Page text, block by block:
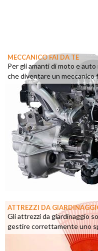
MECCANICO FAI DA TE
Per gli amanti di moto e auto
che diventare un meccanico
ATTREZZI DA
Gli attrezzi da giardinaggio
gestire correttamente uno